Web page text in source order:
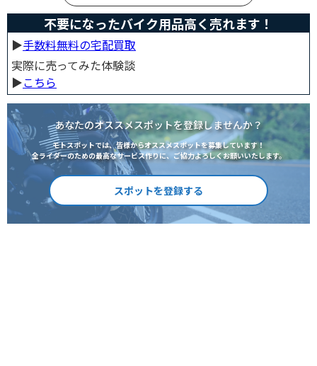
不要になったバイク用品高く売れます！
▶︎手数料無料の宅配買取
実際に売ってみた体験談
▶︎こちら
あなたのオススメスポットを登録しませんか？
モトスポットでは、皆様からオススメスポットを募集しています！
全ライダーのための最高なサービス作りに、ご協力よろしくお願いいたします。
スポットを登録する